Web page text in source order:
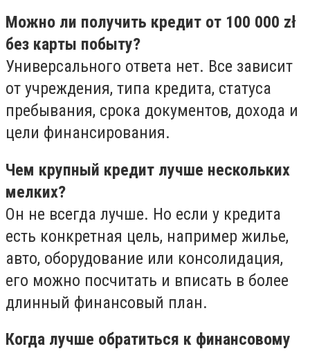
Можно ли получить кредит от 100 000 zł
без карты побыту?
Универсального ответа нет. Все зависит
от учреждения, типа кредита, статуса
пребывания, срока документов, дохода и
цели финансирования.
Чем крупный кредит лучше нескольких
мелких?
Он не всегда лучше. Но если у кредита
есть конкретная цель, например жилье,
авто, оборудование или консолидация,
его можно посчитать и вписать в более
длинный финансовый план.
Когда лучше обратиться к финансовому